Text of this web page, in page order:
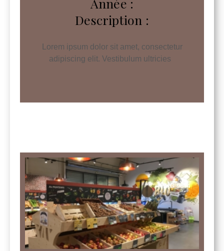
Année :
Description :
Lorem ipsum dolor sit amet, consectetur
adipiscing elit. Vestibulum ultricies
IMG_9614